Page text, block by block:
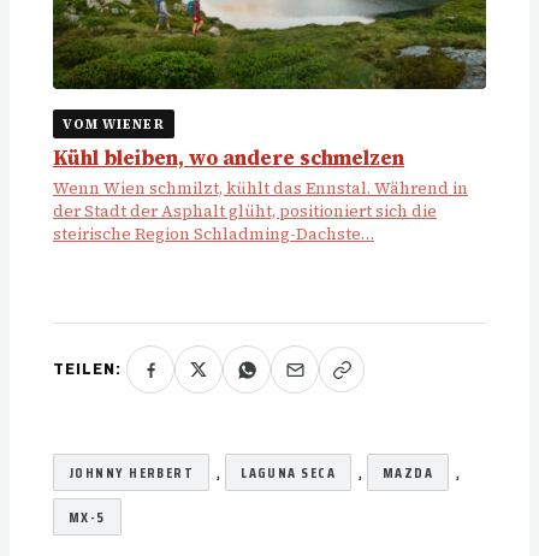
VOM WIENER
Kühl bleiben, wo andere schmelzen
Wenn Wien schmilzt, kühlt das Ennstal. Während in
der Stadt der Asphalt glüht, positioniert sich die
steirische Region Schladming-Dachste…
TEILEN:
JOHNNY HERBERT , LAGUNA SECA , MAZDA ,
MX-5